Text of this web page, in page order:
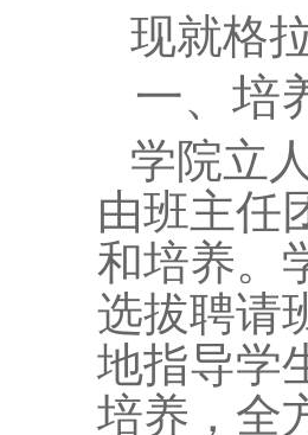
现就格
一、培
学院立
由班主任
和培养。
选拔聘请
地指导学
培养，全